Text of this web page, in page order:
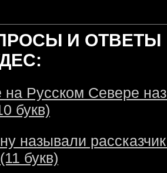
И ОТВЕТЫ
на Русском Севере
букв)
называли
букв)